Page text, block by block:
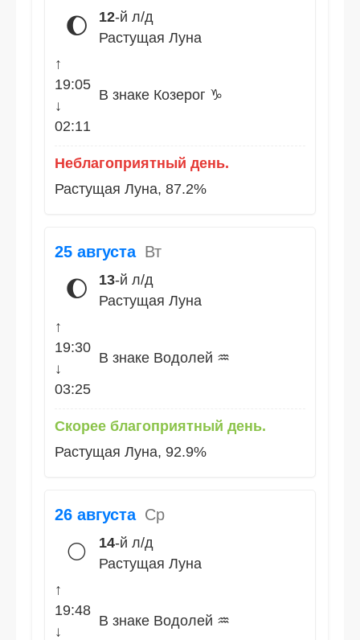
🌔 12-й л/д
Растущая Луна
↑
19:05
↓
02:11
В знаке Козерог ♑
Неблагоприятный день.
Растущая Луна, 87.2%
25 августа Вт
🌔 13-й л/д
Растущая Луна
↑
19:30
↓
03:25
В знаке Водолей ♒
Скорее благоприятный день.
Растущая Луна, 92.9%
26 августа Ср
🌕 14-й л/д
Растущая Луна
↑
19:48
↓
В знаке Водолей ♒